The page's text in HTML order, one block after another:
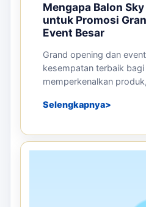
Mengapa Balon
untuk Promosi
Event Besar
Grand opening dan
kesempatan terbaik
memperkenalkan
Selengkapnya